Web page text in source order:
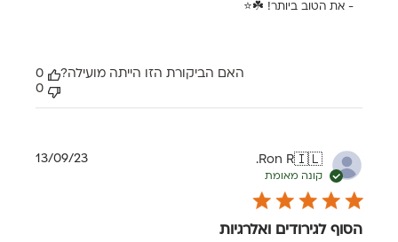
חנות
Mar
15
2024
- את הטוב ביותר! ☘️⭐
האם הביקורת הזו הייתה מועילה?
0
0
🇮🇱
Ron R.
קונה מאומת
הסוף לגירודים ואלרגיות
תאריך13/09/23